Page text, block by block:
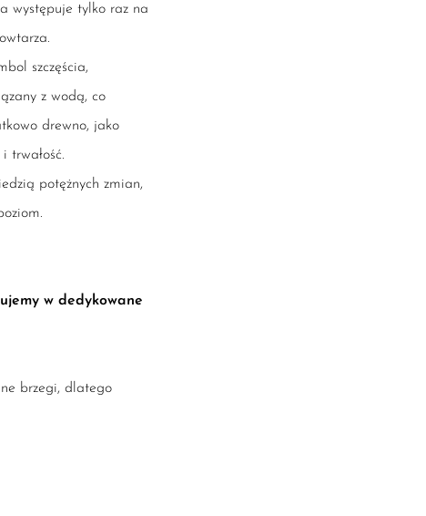
występuje tylko raz na
szczęścia,
z wodą, co
drewno, jako
trwałość.
potężnych zmian,
w dedykowane
brzegi, dlatego